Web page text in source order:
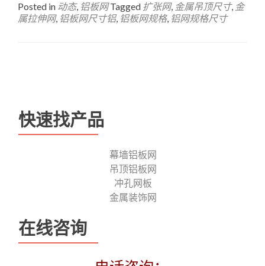
Posted in 动态, 铝板网 Tagged 扩张网, 金属吊顶尺寸, 金
属拉伸网, 铝板网尺寸铝, 铝板网规格, 铝网规格尺寸
快速找产品
幕墙铝板网
吊顶铝板网
冲孔网板
金属装饰网
在线咨询